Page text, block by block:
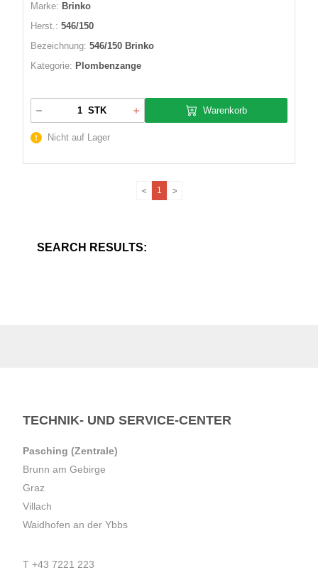
Marke: Brinko
Herst.: 546/150
Bezeichnung: 546/150 Brinko
Kategorie: Plombenzange
STK Warenkorb
Nicht auf Lager
1
SEARCH RESULTS:
TECHNIK- UND SERVICE-CENTER
Pasching (Zentrale)
Brunn am Gebirge
Graz
Villach
Waidhofen an der Ybbs
T +43 7221 223